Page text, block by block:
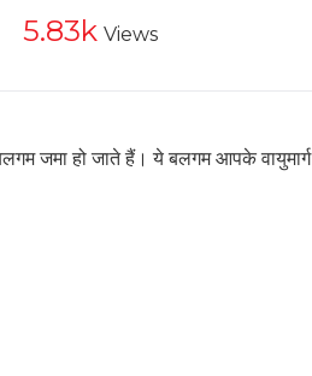
5.83k Views
बलगम जमा हो जाते हैं। ये बलगम आपके